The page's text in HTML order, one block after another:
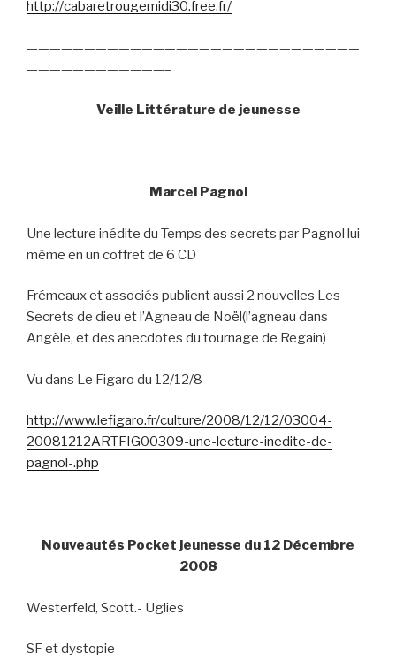
http://cabaretrougemidi30.free.fr/
—————————————————————————————
————————————–
Veille Littérature de jeunesse
Marcel Pagnol
Une lecture inédite du Temps des secrets par Pagnol lui-
même en un coffret de 6 CD
Frémeaux et associés publient aussi 2 nouvelles Les
Secrets de dieu et l’Agneau de Noël(l’agneau dans
Angèle, et des anecdotes du tournage de Regain)
Vu dans Le Figaro du 12/12/8
http://www.lefigaro.fr/culture/2008/12/12/03004-
20081212ARTFIG00309-une-lecture-inedite-de-
pagnol-.php
Nouveautés Pocket jeunesse du 12 Décembre
2008
Westerfeld, Scott.- Uglies
SF et dystopie